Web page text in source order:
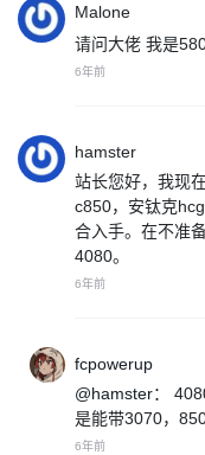
Malone
请问大佬 我是
6年前
hamster
站长您好，我现
c850，安钛克
合入手。在不准
4080。
6年前
fcpowerup
@hamster：
是能带3070，
6年前